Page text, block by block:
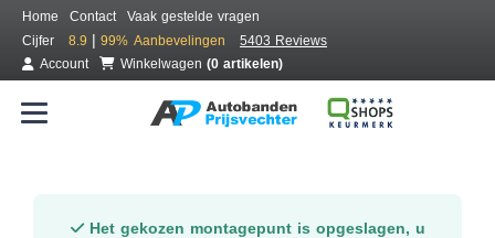
Home Contact
Vaak gestelde vragen
Cijfer
8.9 | 99% Aanbevelingen
5403 Reviews
Account
Winkelwagen (0 artikelen)
Het gekozen montagepunt is opgeslagen, u